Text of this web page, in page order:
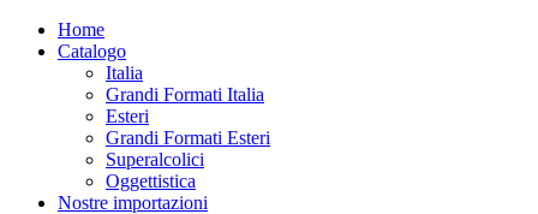
Home
Catalogo
Italia
Grandi Formati Italia
Esteri
Grandi Formati Esteri
Superalcolici
Oggettistica
Nostre importazioni